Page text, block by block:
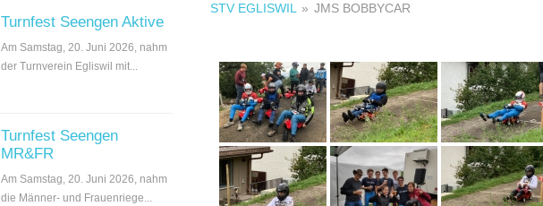
Turnfest Seengen Aktive
Am Samstag, 20. Juni 2026, nahm
der Turnverein Egliswil mit...
Turnfest Seengen
MR&FR
Am Samstag, 20. Juni 2026, nahm
die Männer- und Frauenriege...
STV EGLISWIL » JMS BOBBYCAR